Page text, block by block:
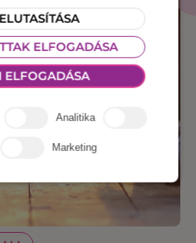
ELFOGADÁSA
ELFOGADÁSA
Analitika
Marketing